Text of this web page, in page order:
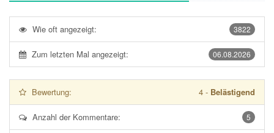
3822
Wie oft angezeigt:
06.08.2026
Zum letzten Mal angezeigt:
Bewertung: 4 - Belästigend
5
Anzahl der Kommentare: